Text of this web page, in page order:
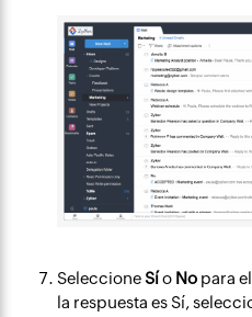
SeleccioneSío No para
la respuesta es Sí,